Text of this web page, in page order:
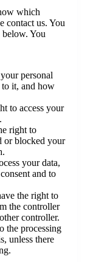
which
contact us. You
You
personal
to it, and how
to access your
right to
or blocked your
your data,
and to
the right to
the controller
controller.
the processing
unless there